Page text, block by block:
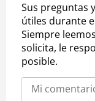
Sus preguntas
útiles durante
Siempre
solicita, le
posible.